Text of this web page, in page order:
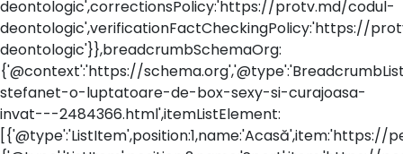
deontologic',correctionsPolicy:'https://protv.md/codul-
deontologic',verificationFactCheckingPolicy:'https://
deontologic'}},breadcrumbSchemaOrg:
{'@context':'https://
stefanet-o-luptatoare-de-box-sexy-si-curajoasa-
invat---2484366.html',itemListElement:
[{'@type':'ListItem',position:1,name:'Acasă',item:'https://